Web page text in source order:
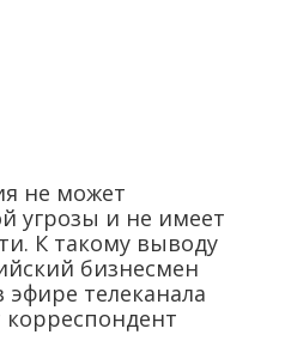
не может
угрозы и не имеет
К такому выводу
бизнесмен
телеканала
корреспондент